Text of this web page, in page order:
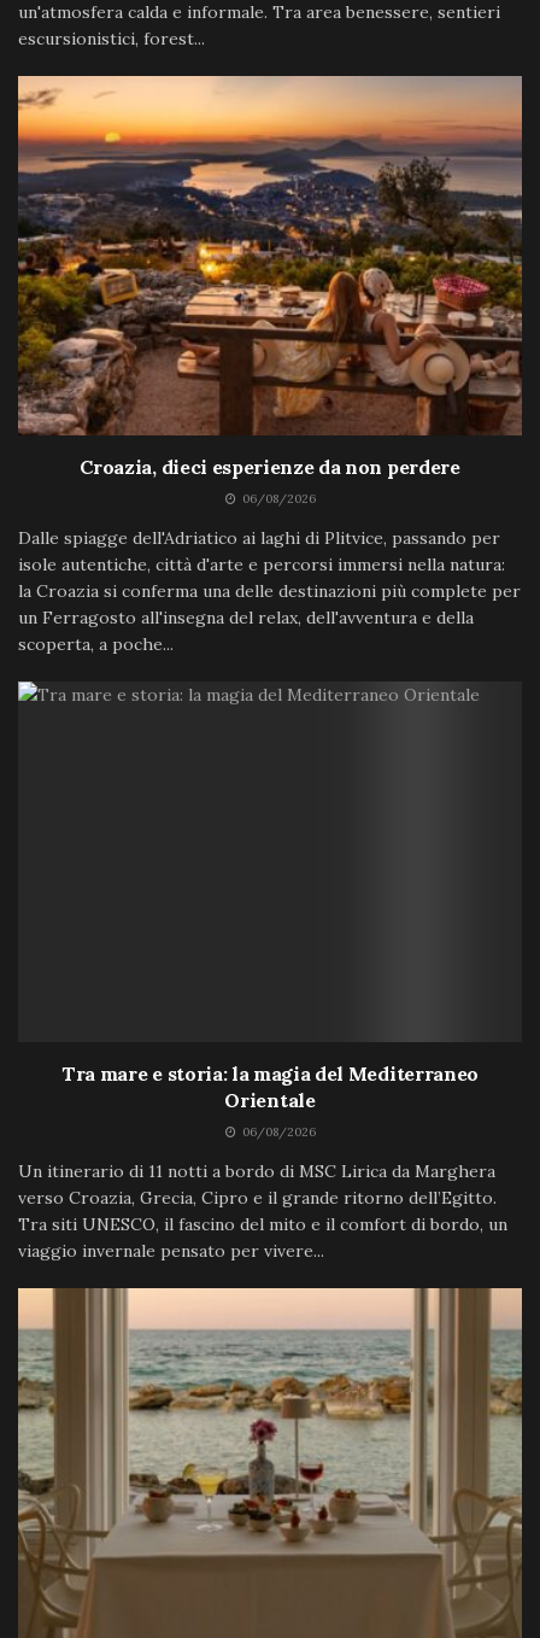
un'atmosfera calda e informale. Tra area benessere, sentieri
escursionistici, forest...
Croazia, dieci esperienze da non perdere
06/08/2026
Dalle spiagge dell'Adriatico ai laghi di Plitvice, passando per
isole autentiche, città d'arte e percorsi immersi nella natura:
la Croazia si conferma una delle destinazioni più complete per
un Ferragosto all'insegna del relax, dell'avventura e della
scoperta, a poche...
Tra mare e storia: la magia del Mediterraneo
Orientale
06/08/2026
Un itinerario di 11 notti a bordo di MSC Lirica da Marghera
verso Croazia, Grecia, Cipro e il grande ritorno dell’Egitto.
Tra siti UNESCO, il fascino del mito e il comfort di bordo, un
viaggio invernale pensato per vivere...